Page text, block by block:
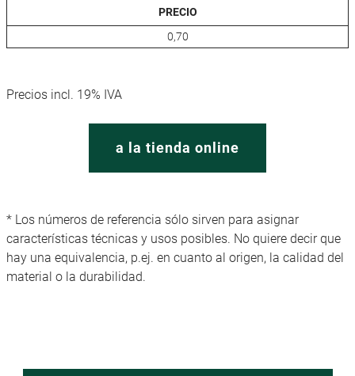
PRECIO
0,70
Precios incl. 19% IVA
a la tienda online
* Los números de referencia sólo sirven para asignar
características técnicas y usos posibles. No quiere decir que
hay una equivalencia, p.ej. en cuanto al origen, la calidad del
material o la durabilidad.